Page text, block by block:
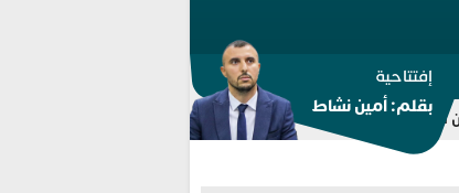
التحريض على اقتحام سبتة يقود أزمة الهجرة في سبتة
إفتتاحية
بقلم: أمين نشاط